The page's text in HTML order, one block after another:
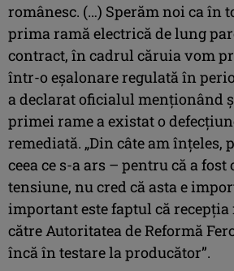
românesc. (…) Sperăm noi ca în
prima ramă electrică de lung
contract, în cadrul căruia vom
într-o eşalonare regulată în
a declarat oficialul menționând
primei rame a existat o
remediată. „Din câte am
ceea ce s-a ars – pentru că a
tensiune, nu cred că asta e
important este faptul că recepţia
către Autoritatea de Reformă
încă în testare la producător”.